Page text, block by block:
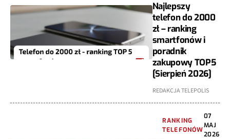
Najlepszy
telefon do 2000
zł – ranking
smartfonów i
poradnik
zakupowy TOP5
[Sierpień 2026]
REDAKCJA TELEPOLIS
RANKING
TELEFONÓW
07
MAJ
2026